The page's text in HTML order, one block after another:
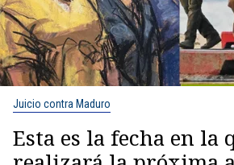
Juicio contra Maduro
Esta es la fecha en la